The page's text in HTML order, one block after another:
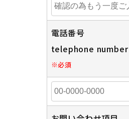
電話番号
telephone number
※必須